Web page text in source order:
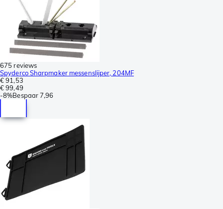
675 reviews
Spyderco Sharpmaker messenslijper, 204MF
€ 91,53
€ 99,49
-8%Bespaar7,96